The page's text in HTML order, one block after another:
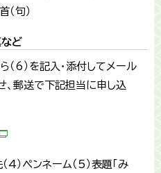
（句）
など
（6）を記入・添付してメール
、郵送で下記担当に申し込
（4）ペンネーム（5）表題「み